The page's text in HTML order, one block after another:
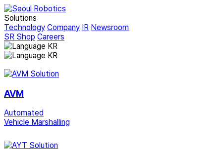
Solutions
Technology Company IR Newsroom
SR Shop Careers
KR
KR
AVM
Automated
Vehicle Marshalling